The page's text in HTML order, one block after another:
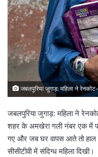
जबलपुरिया जुगाड़: महिला ने
जबलपुरिया जुगाड़: महिला ने
शहर के अमखेरा गली नंबर एक में
गए और जब घर वापस आते तो
सीसीटीवी में संदिग्ध महिला दिखी।